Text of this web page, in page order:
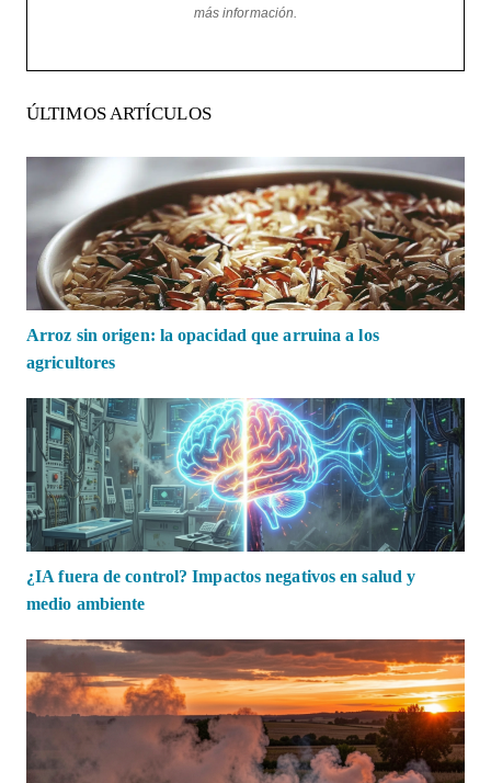
más información.
ÚLTIMOS ARTÍCULOS
Arroz sin origen: la opacidad que arruina a los
agricultores
¿IA fuera de control? Impactos negativos en salud y
medio ambiente